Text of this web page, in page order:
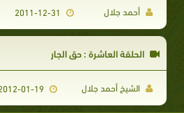
أحمد جلال
الحلقة العاشرة : حق الجار
الشيخ أحمد جلال